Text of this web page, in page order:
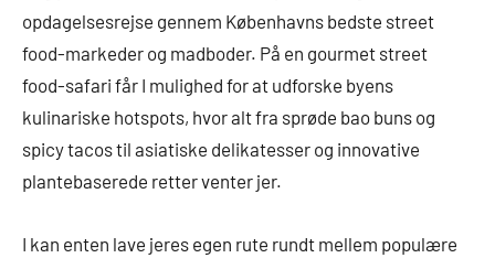
opdagelsesrejse gennem Københavns bedste street
food-markeder og madboder. På en gourmet street
food-safari får I mulighed for at udforske byens
kulinariske hotspots, hvor alt fra sprøde bao buns og
spicy tacos til asiatiske delikatesser og innovative
plantebaserede retter venter jer.
I kan enten lave jeres egen rute rundt mellem populære